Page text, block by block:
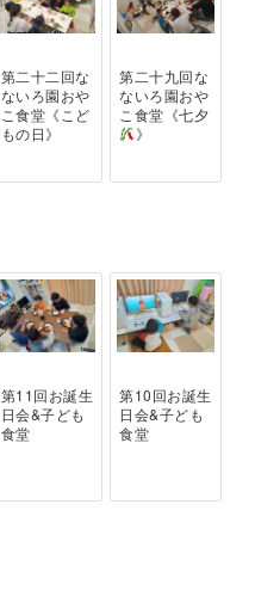
第二十二回な
ないろ園おや
こ食堂《こど
もの日》
第二十九回な
ないろ園おや
こ食堂《七夕
》
第11回お誕生
日会&子ども
食堂
第10回お誕生
日会&子ども
食堂